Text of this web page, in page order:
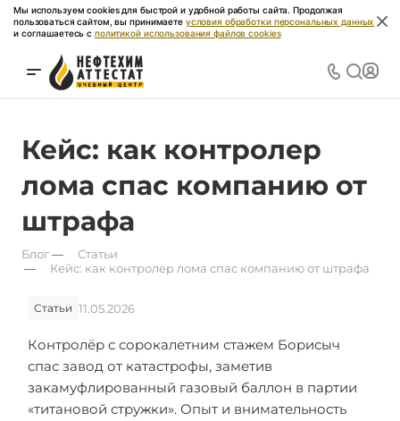
Мы используем cookies для быстрой и удобной работы сайта. Продолжая
пользоваться сайтом, вы принимаете условия обработки персональных данных
и соглашаетесь с политикой использования файлов cookies
Кейс: как контролер
лома спас компанию от
штрафа
Блог—
Статьи
—
Кейс: как контролер лома спас компанию от штрафа
Статьи 11.05.2026
Контролёр с сорокалетним стажем Борисыч
спас завод от катастрофы, заметив
закамуфлированный газовый баллон в партии
«титановой стружки». Опыт и внимательность